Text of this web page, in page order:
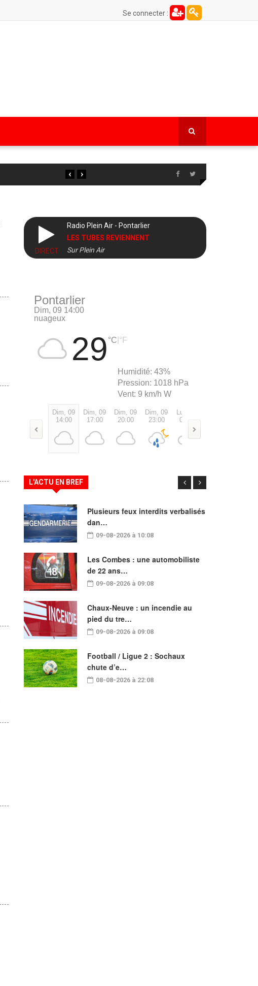
Se connecter :
›
‹
DIRECT
Radio Plein Air - Pontarlier
LES TUBES REVIENNENT
Sur Plein Air
Pontarlier
Dim, 09 14:00
nuageux
29 °C °F
Humidité: 43%
Pression: 1018 hPa
Vent: 9 km/h W
Dim, 09
14:00
Dim, 09
17:00
Dim, 09
20:00
Dim, 09
23:00
Lun, 10
02:00
L'ACTU EN BREF
Plusieurs feux interdits verbalisés
dan…
09-08-2026 à 10:08
Les Combes : une automobiliste
de 22 ans…
09-08-2026 à 09:08
Chaux-Neuve : un incendie au
pied du tre…
09-08-2026 à 09:08
Football / Ligue 2 : Sochaux
chute d’e…
08-08-2026 à 22:08